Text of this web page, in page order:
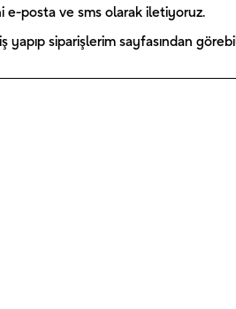
e-posta ve sms olarak iletiyoruz.
yapıp siparişlerim sayfasından